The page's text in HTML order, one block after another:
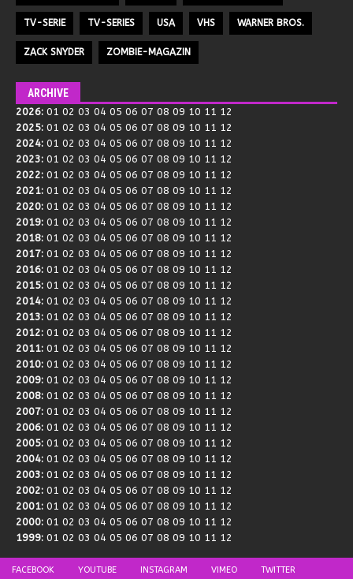
TV-SERIE TV-SERIES USA VHS WARNER BROS.
ZACK SNYDER ZOMBIE-MAGAZIN
ARCHIVE
2026: 01 02 03 04 05 06 07 08 09 10 11 12
2025: 01 02 03 04 05 06 07 08 09 10 11 12
2024: 01 02 03 04 05 06 07 08 09 10 11 12
2023: 01 02 03 04 05 06 07 08 09 10 11 12
2022: 01 02 03 04 05 06 07 08 09 10 11 12
2021: 01 02 03 04 05 06 07 08 09 10 11 12
2020: 01 02 03 04 05 06 07 08 09 10 11 12
2019: 01 02 03 04 05 06 07 08 09 10 11 12
2018: 01 02 03 04 05 06 07 08 09 10 11 12
2017: 01 02 03 04 05 06 07 08 09 10 11 12
2016: 01 02 03 04 05 06 07 08 09 10 11 12
2015: 01 02 03 04 05 06 07 08 09 10 11 12
2014: 01 02 03 04 05 06 07 08 09 10 11 12
2013: 01 02 03 04 05 06 07 08 09 10 11 12
2012: 01 02 03 04 05 06 07 08 09 10 11 12
2011: 01 02 03 04 05 06 07 08 09 10 11 12
2010: 01 02 03 04 05 06 07 08 09 10 11 12
2009: 01 02 03 04 05 06 07 08 09 10 11 12
2008: 01 02 03 04 05 06 07 08 09 10 11 12
2007: 01 02 03 04 05 06 07 08 09 10 11 12
2006: 01 02 03 04 05 06 07 08 09 10 11 12
2005: 01 02 03 04 05 06 07 08 09 10 11 12
2004: 01 02 03 04 05 06 07 08 09 10 11 12
2003: 01 02 03 04 05 06 07 08 09 10 11 12
2002: 01 02 03 04 05 06 07 08 09 10 11 12
2001: 01 02 03 04 05 06 07 08 09 10 11 12
2000: 01 02 03 04 05 06 07 08 09 10 11 12
1999: 01 02 03 04 05 06 07 08 09 10 11 12
FACEBOOK YOUTUBE INSTAGRAM VIMEO TWITTER